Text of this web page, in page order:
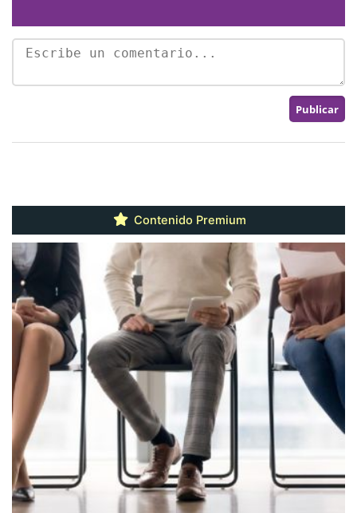
Contenido Premium